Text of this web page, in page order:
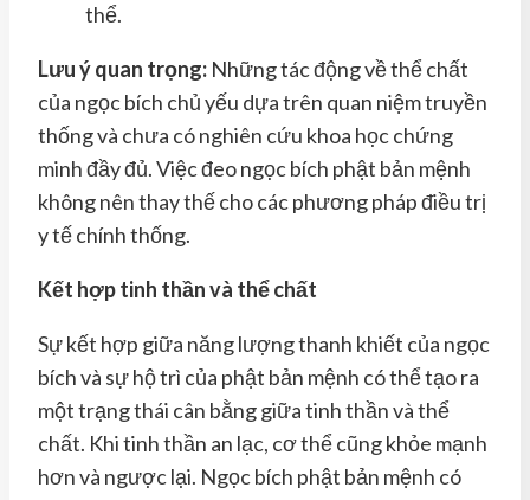
thể.
Lưu ý quan trọng: Những tác động về thể chất
của ngọc bích chủ yếu dựa trên quan niệm truyền
thống và chưa có nghiên cứu khoa học chứng
minh đầy đủ. Việc đeo ngọc bích phật bản mệnh
không nên thay thế cho các phương pháp điều trị
y tế chính thống.
Kết hợp tinh thần và thể chất
Sự kết hợp giữa năng lượng thanh khiết của ngọc
bích và sự hộ trì của phật bản mệnh có thể tạo ra
một trạng thái cân bằng giữa tinh thần và thể
chất. Khi tinh thần an lạc, cơ thể cũng khỏe mạnh
hơn và ngược lại. Ngọc bích phật bản mệnh có